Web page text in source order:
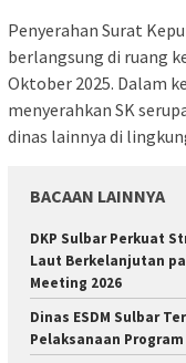
Penyerahan Surat
berlangsung di ruang
Oktober 2025. Dalam
menyerahkan SK
dinas lainnya di
BACAAN LAINNYA
DKP Sulbar Perkuat
Laut Berkelanjutan
Meeting 2026
Dinas ESDM Sulbar
Pelaksanaan Program